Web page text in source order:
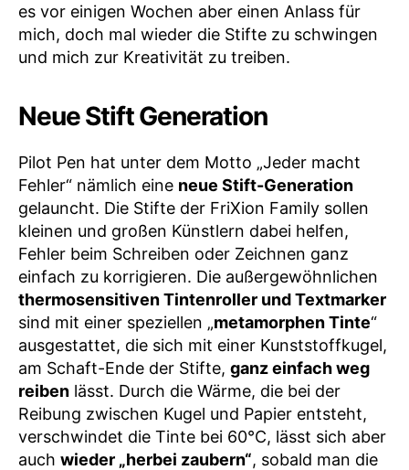
es vor einigen Wochen aber einen Anlass für
mich, doch mal wieder die Stifte zu schwingen
und mich zur Kreativität zu treiben.
Neue Stift Generation
Pilot Pen hat unter dem Motto „Jeder macht
Fehler“ nämlich eine neue Stift-Generation
gelauncht. Die Stifte der FriXion Family sollen
kleinen und großen Künstlern dabei helfen,
Fehler beim Schreiben oder Zeichnen ganz
einfach zu korrigieren. Die außergewöhnlichen
thermosensitiven Tintenroller und Textmarker
sind mit einer speziellen „metamorphen Tinte“
ausgestattet, die sich mit einer Kunststoffkugel,
am Schaft-Ende der Stifte, ganz einfach weg
reiben lässt. Durch die Wärme, die bei der
Reibung zwischen Kugel und Papier entsteht,
verschwindet die Tinte bei 60°C, lässt sich aber
auch wieder „herbei zaubern“, sobald man die